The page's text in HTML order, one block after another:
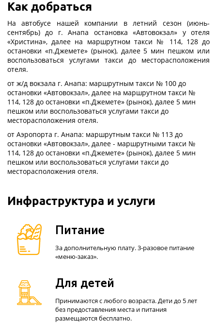
Как добраться
На автобусе нашей компании в летний сезон (июнь-
сентябрь) до г. Анапа остановка «Автовокзал» у отеля
«Христина», далее на маршрутном такси № 114, 128 до
остановки «п.Джемете» (рынок), далее 5 мин пешком или
воспользоваться услугами такси до месторасположения
отеля.
от ж/д вокзала г. Анапа: маршрутным такси № 100 до
остановки «Автовокзал», далее на маршрутном такси №
114, 128 до остановки «п.Джемете» (рынок), далее 5 мин
пешком или воспользоваться услугами такси до
месторасположения отеля.
от Аэропорта г. Анапа: маршрутным такси № 113 до
остановки «Автовокзал», далее - маршрутными такси №
114, 128 до остановки «п.Джемете» (рынок), далее 5 мин
пешком или воспользоваться услугами такси до
месторасположения отеля.
Инфраструктура и услуги
Питание
За дополнительную плату. 3-разовое питание
«меню-заказ».
Для детей
Принимаются с любого возраста. Дети до 5 лет
без предоставления места и питания
размещаются бесплатно.